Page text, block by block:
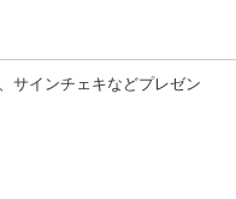
サインチェキなどプレゼン